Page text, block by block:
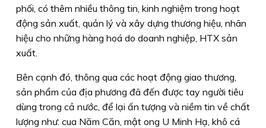
phối, có thêm nhiều thông tin, kinh nghiệm trong hoạt
động sản xuất, quản lý và xây dựng thương hiệu, nhãn
hiệu cho những hàng hoá do doanh nghiệp, HTX sản
xuất.
Bên cạnh đó, thông qua các hoạt động giao thương,
sản phẩm của địa phương đã đến được tay người tiêu
dùng trong cả nước, để lại ấn tượng và niềm tin về chất
lượng như: cua Năm Căn, mật ong U Minh Hạ, khô cá